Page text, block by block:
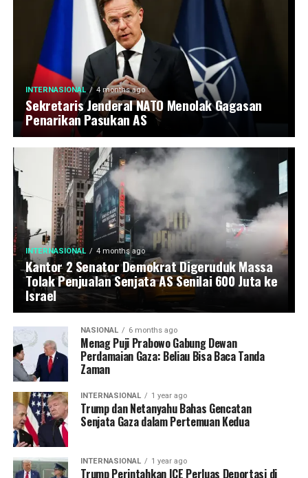
INTERNASIONAL 4 months ago
Sekretaris Jenderal NATO Menolak Gagasan
Penarikan Pasukan AS
INTERNASIONAL 4 months ago
Kantor 2 Senator Demokrat Digeruduk Massa
Tolak Penjualan Senjata AS Senilai 600 Juta ke
Israel
NASIONAL 6 months ago
Menag Puji Prabowo Gabung Dewan
Perdamaian Gaza: Beliau Bisa Baca Tanda
Zaman
INTERNASIONAL 1 year ago
Trump dan Netanyahu Bahas Gencatan
Senjata Gaza dalam Pertemuan Kedua
INTERNASIONAL 1 year ago
Trump Perintahkan ICE Perluas Deportasi di